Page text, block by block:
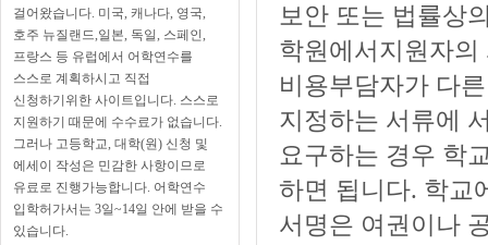
걸어왔습니다. 미국, 캐나다, 영국,
호주 뉴질랜드,일본, 독일, 스페인,
프랑스 등 유럽에서 어학연수를
스스로 계획하시고 직접
신청하기위한 사이트입니다. 스스로
지원하기 때문에 수수료가 없습니다.
그러나 고등학교, 대학(원) 신청 및
에세이 작성은 민감한 사항이므로
유료로 진행가능합니다. 어학연수
입학허가서는 3일~14일 안에 받을 수
있습니다.
보안 또는 법률상
학원에서지원자
비용부담자가 다
지정하는 서류에
요구하는 경우 학
하면 됩니다. 학교
서명은 여권이나